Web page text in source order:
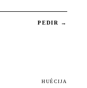
PEDIR →
HUÉCIJA